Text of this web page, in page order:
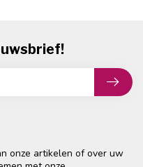
onze artikelen of over uw